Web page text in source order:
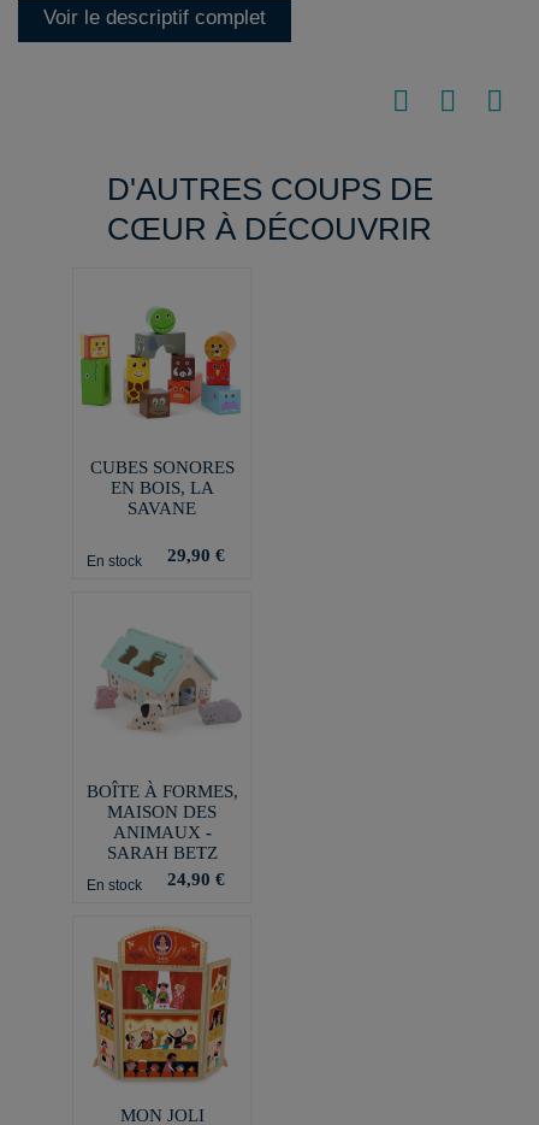
Voir le descriptif complet
D'AUTRES COUPS DE
CŒUR À DÉCOUVRIR
CUBES SONORES
EN BOIS, LA
SAVANE
En stock 29,90 €
BOÎTE À FORMES,
MAISON DES
ANIMAUX -
SARAH BETZ
En stock 24,90 €
MON JOLI